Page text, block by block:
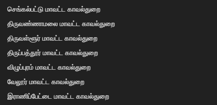
செங்கல்பட்டு மாவட்ட காவல்துறை
திருவண்ணாமலை மாவட்ட காவல்துறை
திருவள்ளூர் மாவட்ட காவல்துறை
திருப்பத்தூர் மாவட்ட காவல்துறை
விழுப்புரம் மாவட்ட காவல்துறை
வேலூர் மாவட்ட காவல்துறை
இராணிப்பேட்டை மாவட்ட காவல்துறை